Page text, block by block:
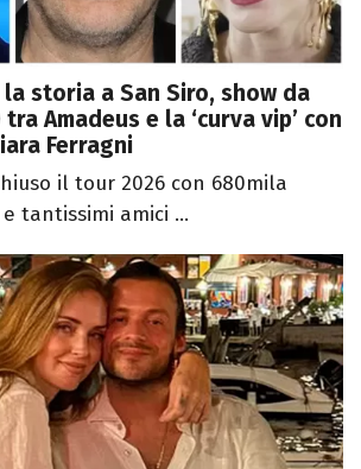
storia a San Siro, show da
Amadeus e la ‘curva vip’ con
Ferragni
il tour 2026 con 680mila
tantissimi amici ...